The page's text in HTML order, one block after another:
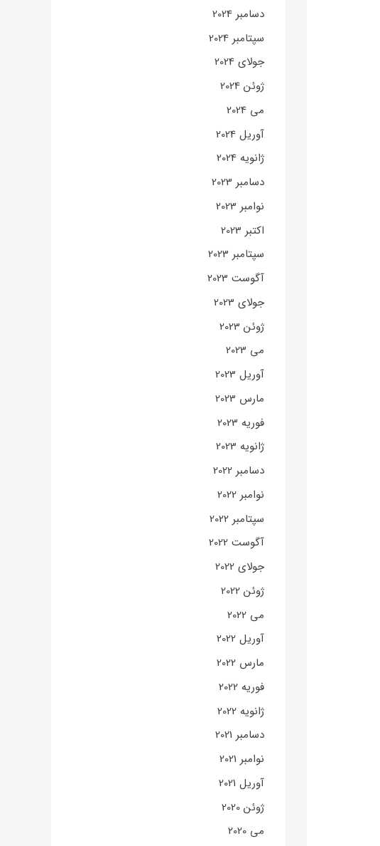
دسامبر 2024
سپتامبر 2024
جولای 2024
ژوئن 2024
می 2024
آوریل 2024
ژانویه 2024
دسامبر 2023
نوامبر 2023
اکتبر 2023
سپتامبر 2023
آگوست 2023
جولای 2023
ژوئن 2023
می 2023
آوریل 2023
مارس 2023
فوریه 2023
ژانویه 2023
دسامبر 2022
نوامبر 2022
سپتامبر 2022
آگوست 2022
جولای 2022
ژوئن 2022
می 2022
آوریل 2022
مارس 2022
فوریه 2022
ژانویه 2022
دسامبر 2021
نوامبر 2021
آوریل 2021
ژوئن 2020
می 2020